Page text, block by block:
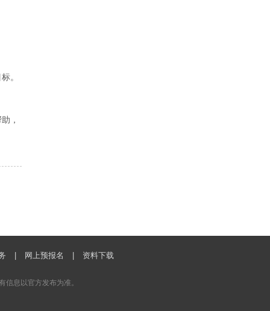
。
，
网上预报名 资料下载
息以官方发布为准。